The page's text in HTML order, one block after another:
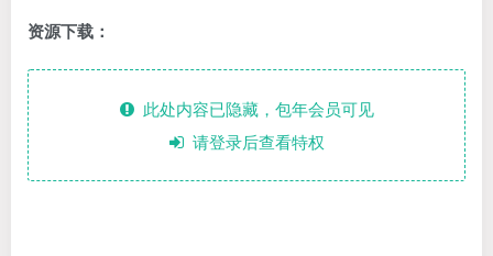
资源下载：
此处内容已隐藏，包年会员可见
请登录后查看特权